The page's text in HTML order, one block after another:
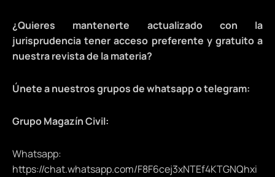
¿Quieres mantenerte actualizado con la
jurisprudencia tener acceso preferente y gratuito a
nuestra revista de la materia?
Únete a nuestros grupos de whatsapp o telegram:
Grupo Magazín Civil:
Whatsapp:
https://chat.whatsapp.com/F8F6cej3xNTEf4KTGNQhxi